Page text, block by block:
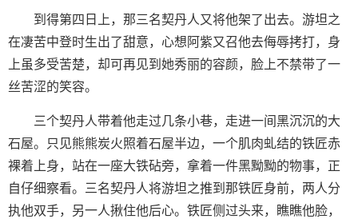
到得第四日上，那三名契丹人又将他架了出去。游坦之
在凄苦中登时生出了甜意，心想阿紫又召他去侮辱拷打，身
上虽多受苦楚，却可再见到她秀丽的容颜，脸上不禁带了一
丝苦涩的笑容。
三个契丹人带着他走过几条小巷，走进一间黑沉沉的大
石屋。只见熊熊炭火照着石屋半边，一个肌肉虬结的铁匠赤
裸着上身，站在一座大铁砧旁，拿着一件黑黝黝的物事，正
自仔细察看。三名契丹人将游坦之推到那铁匠身前，两人分
执他双手，另一人揪住他后心。铁匠侧过头来，瞧瞧他脸，